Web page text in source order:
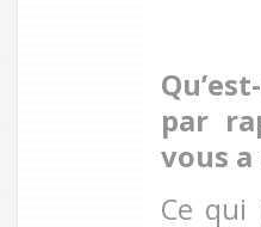
par
vous a
Ce qui